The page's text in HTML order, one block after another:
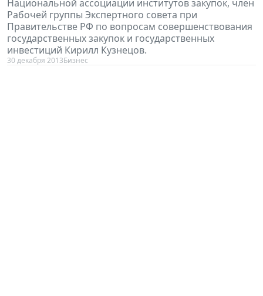
Национальной ассоциации институтов закупок, член
Рабочей группы Экспертного совета при
Правительстве РФ по вопросам совершенствования
государственных закупок и государственных
инвестиций Кирилл Кузнецов.
30 декабря 2013Бизнес